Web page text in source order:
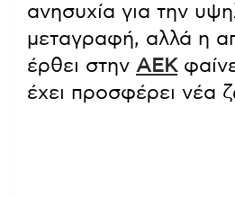
ανησυχία για την
μεταγραφή, αλλά η
έρθει στην ΑΕΚ
έχει προσφέρει νέα